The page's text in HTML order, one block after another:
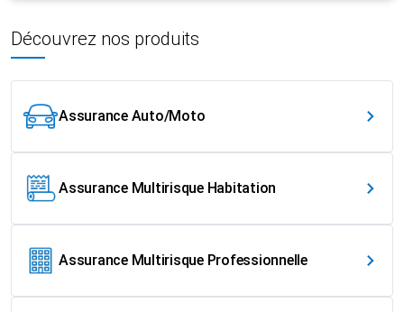
Découvrez nos produits
Assurance Auto/Moto
Assurance Multirisque Habitation
Assurance Multirisque Professionnelle